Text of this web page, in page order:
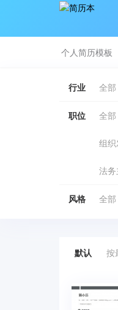
个人简历模板
行业 全部
职位 全部
组
法
风格 全部
默认 按